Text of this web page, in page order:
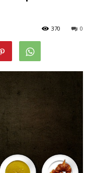
0
370